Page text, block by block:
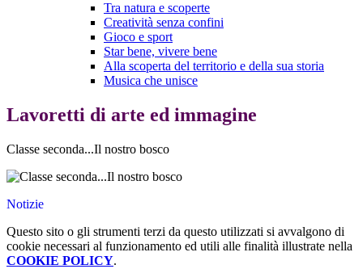
Tra natura e scoperte
Creatività senza confini
Gioco e sport
Star bene, vivere bene
Alla scoperta del territorio e della sua storia
Musica che unisce
Lavoretti di arte ed immagine
Classe seconda...Il nostro bosco
Notizie
Questo sito o gli strumenti terzi da questo utilizzati si avvalgono di
cookie necessari al funzionamento ed utili alle finalità illustrate nella
COOKIE POLICY.